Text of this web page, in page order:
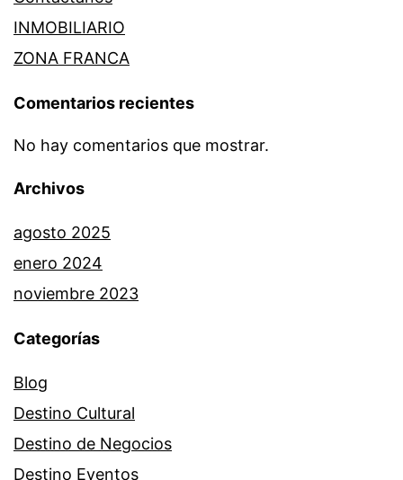
INMOBILIARIO
ZONA FRANCA
Comentarios recientes
No hay comentarios que mostrar.
Archivos
agosto 2025
enero 2024
noviembre 2023
Categorías
Blog
Destino Cultural
Destino de Negocios
Destino Eventos